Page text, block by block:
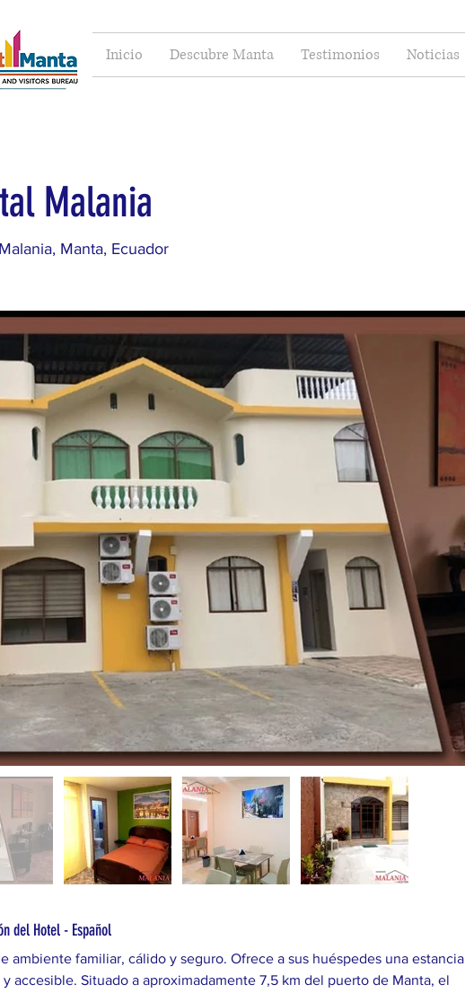
Inicio Descubre Manta Testimonios Noticias
Malania
Manta, Ecuador
del Hotel - Español
ambiente familiar, cálido y seguro. Ofrece a sus huéspedes una estancia
accesible. Situado a aproximadamente 7,5 km del puerto de Manta, el